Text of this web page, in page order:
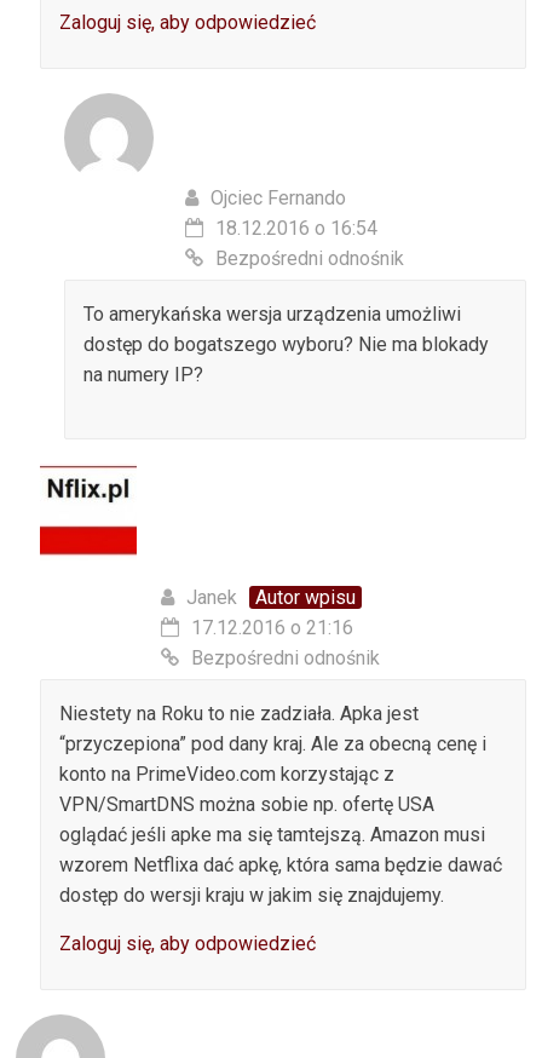
Zaloguj się, aby odpowiedzieć
Ojciec Fernando
18.12.2016 o 16:54
Bezpośredni odnośnik
To amerykańska wersja urządzenia umożliwi
dostęp do bogatszego wyboru? Nie ma blokady
na numery IP?
Janek
Autor wpisu
17.12.2016 o 21:16
Bezpośredni odnośnik
Niestety na Roku to nie zadziała. Apka jest
“przyczepiona” pod dany kraj. Ale za obecną cenę i
konto na PrimeVideo.com korzystając z
VPN/SmartDNS można sobie np. ofertę USA
oglądać jeśli apke ma się tamtejszą. Amazon musi
wzorem Netflixa dać apkę, która sama będzie dawać
dostęp do wersji kraju w jakim się znajdujemy.
Zaloguj się, aby odpowiedzieć